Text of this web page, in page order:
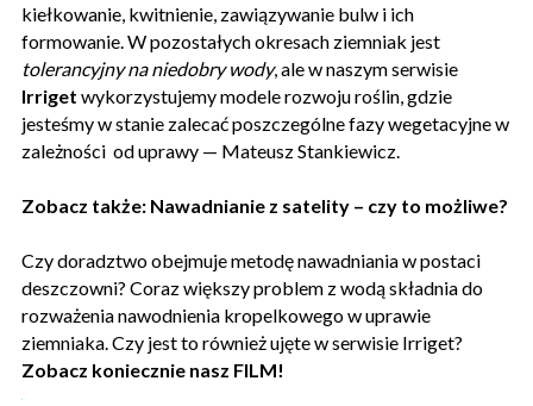
kiełkowanie, kwitnienie, zawiązywanie bulw i ich
formowanie. W pozostałych okresach ziemniak jest
tolerancyjny na niedobry wody, ale w naszym serwisie
Irriget wykorzystujemy modele rozwoju roślin, gdzie
jesteśmy w stanie zalecać poszczególne fazy wegetacyjne w
zależności od uprawy — Mateusz Stankiewicz.
Zobacz także: Nawadnianie z satelity – czy to możliwe?
Czy doradztwo obejmuje metodę nawadniania w postaci
deszczowni? Coraz większy problem z wodą składnia do
rozważenia nawodnienia kropelkowego w uprawie
ziemniaka. Czy jest to również ujęte w serwisie Irriget?
Zobacz koniecznie nasz FILM!